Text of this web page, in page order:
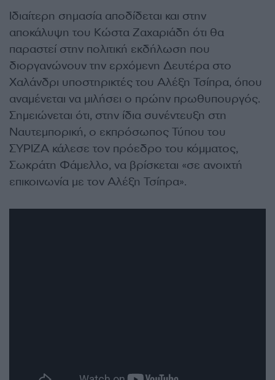
Ιδιαίτερη σημασία αποδίδεται και στην
αποκάλυψη του Κώστα Ζαχαριάδη ότι θα
παραστεί στην πολιτική εκδήλωση που
διοργανώνουν την ερχόμενη Δευτέρα στο
Χαλάνδρι υποστηρικτές του Αλέξη Τσίπρα, όπου
αναμένεται να μιλήσει ο πρώην πρωθυπουργός.
Σημειώνεται ότι, στην ίδια συνέντευξη στη
Ναυτεμπορική, ο εκπρόσωπος Τύπου του
ΣΥΡΙΖΑ κάλεσε τον πρόεδρο του κόμματος,
Σωκράτη Φάμελλο, να βρίσκεται «σε ανοιχτή
επικοινωνία με τον Αλέξη Τσίπρα».